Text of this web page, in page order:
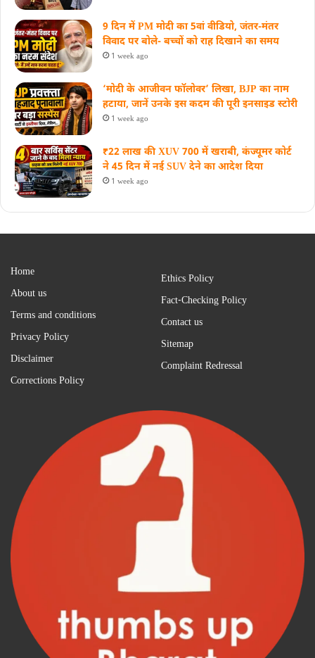
9 दिन में PM मोदी का 5वां वीडियो, जंतर-मंतर
विवाद पर बोले- बच्चों को राह दिखाने का समय
1 week ago
‘मोदी के आजीवन फॉलोवर’ लिखा, BJP का नाम
हटाया, जानें उनके इस कदम की पूरी इनसाइड स्‍टोरी
1 week ago
₹22 लाख की XUV 700 में खराबी, कंज्यूमर कोर्ट
ने 45 दिन में नई SUV देने का आदेश दिया
1 week ago
Home
About us
Terms and conditions
Privacy Policy
Disclaimer
Corrections Policy
Ethics Policy
Fact-Checking Policy
Contact us
Sitemap
Complaint Redressal